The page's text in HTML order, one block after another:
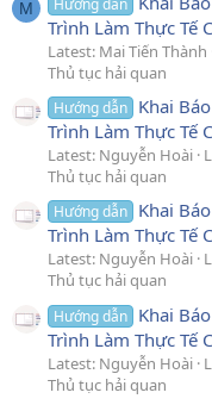
M
Trình Làm Thực Tế
Latest: Mai Tiến Thành
Thủ tục hải quan
Hướng dẫn Khai
Trình Làm Thực Tế
Latest: Nguyễn Hoài
Thủ tục hải quan
Hướng dẫn Khai
Trình Làm Thực Tế
Latest: Nguyễn Hoài
Thủ tục hải quan
Hướng dẫn Khai
Trình Làm Thực Tế
Latest: Nguyễn Hoài
Thủ tục hải quan